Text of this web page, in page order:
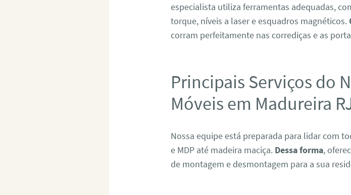
especialista utiliza ferramentas adequadas,
torque, níveis a laser e esquadros magnéticos.
corram perfeitamente nas corrediças e as
Principais Serviços do
Móveis em Madureira
Nossa equipe está preparada para lidar com
e MDP até madeira maciça. Dessa forma,
de montagem e desmontagem para a sua